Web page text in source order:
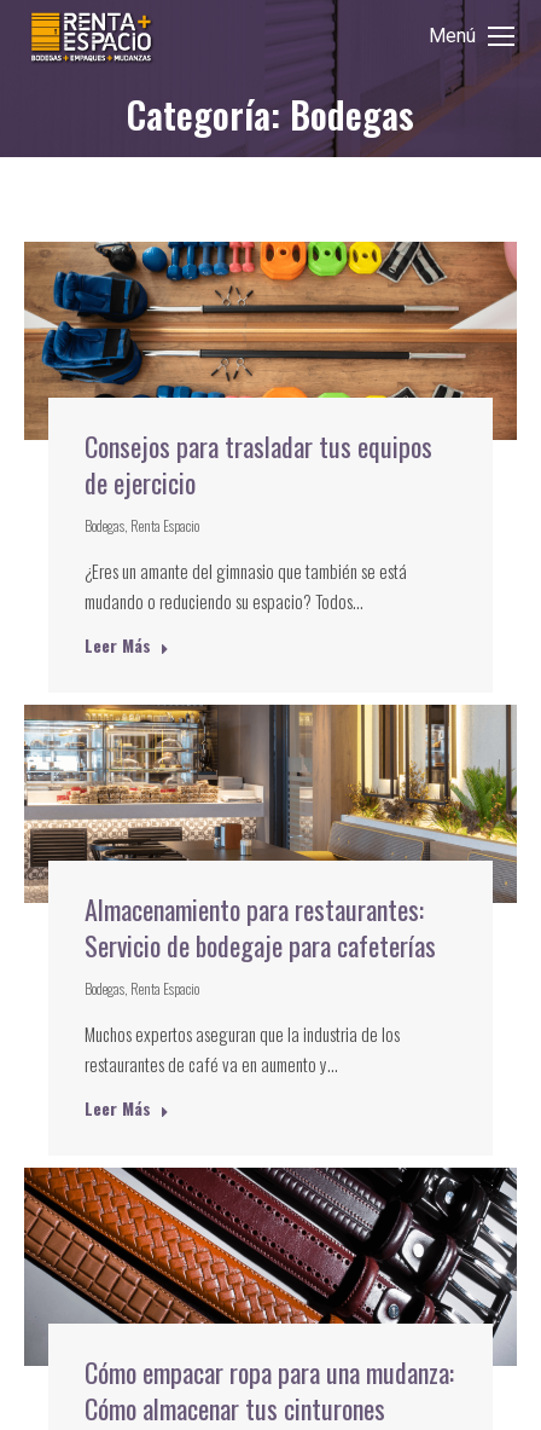
Menú
Categoría: Bodegas
Estás aquí:
Consejos para trasladar tus equipos
de ejercicio
Bodegas Renta Espacio
¿Eres un amante del gimnasio que también se está
mudando o reduciendo su espacio? Todos…
Leer Más
Almacenamiento para restaurantes:
Servicio de bodegaje para cafeterías
Bodegas Renta Espacio
Muchos expertos aseguran que la industria de los
restaurantes de café va en aumento y…
Leer Más
Cómo empacar ropa para una mudanza:
Cómo almacenar tus cinturones